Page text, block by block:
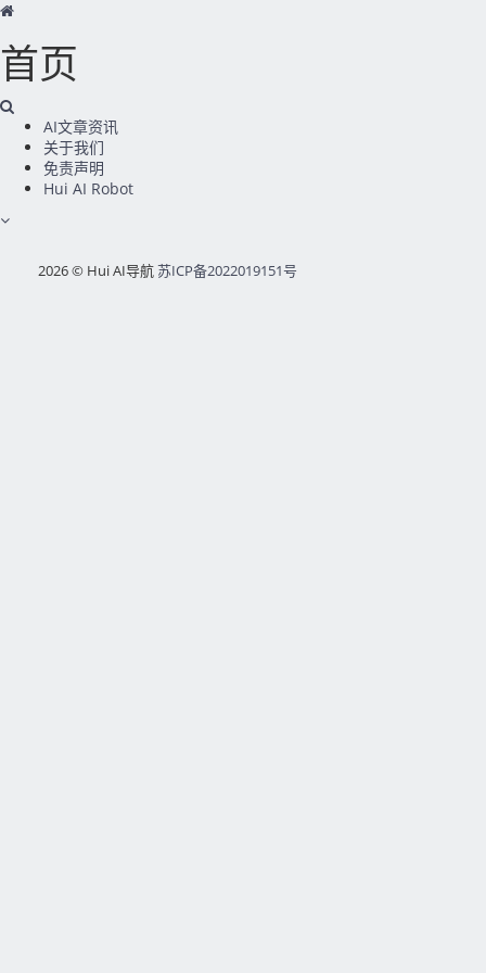
首页
AI文章资讯
关于我们
免责声明
Hui AI Robot
2026 © Hui AI导航苏ICP备2022019151号